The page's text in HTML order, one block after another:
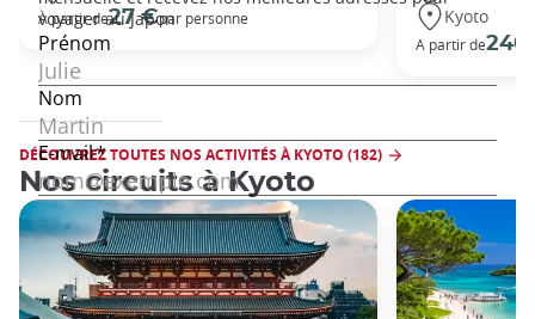
À partir de27 €par personne Kyoto
A partir de240
DÉCOUVREZ TOUTES NOS ACTIVITÉS À KYOTO (182)
Nos circuits à Kyoto